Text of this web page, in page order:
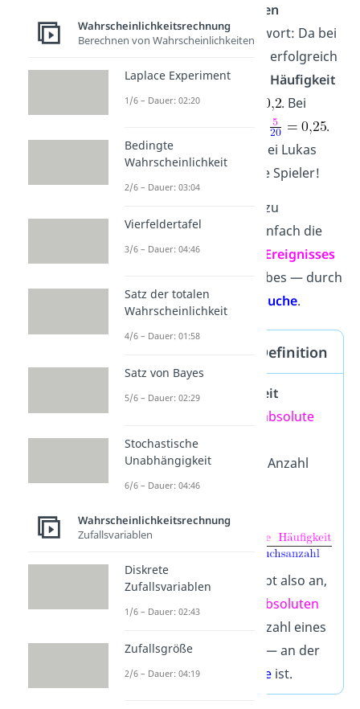
relativen
Häufigkeitgibt dir die Antwort: Da bei
Versuchen erfolgreich
waren, beträgt dierelative Häufigkeit
eines Treffersbei dir
. Bei
Lukas liegt sie dagegen bei
.
Da die relative Häufigkeit bei Lukas
höher ist, ist er der bessere Spieler!
Um die relative Häufigkeit zu
berechnen, teilst du also einfach die
Anzahl eines bestimmten Ereignisses
des Korbes — durch
die Anzahl derGesamtversuche.
Relative Häufigkeit: Definition
Um dierelative Häufigkeit
absolute
Häufigkeitdurch die
Versuchsanzahl , also die Anzahl
aller Häufigkeiten.
Die relative Häufigkeit gibt also an,
wie groß der Anteil der
absoluten
— also der Anzahl eines
bestimmten Ereignisses — an der
Gesamtzahl der Versuche ist.
Wahrscheinlichkeitsrechnung
Berechnen von Wahrscheinlichkeiten
Laplace Experiment
1/6 – Dauer: 02:20
Bedingte
Wahrscheinlichkeit
2/6 – Dauer: 03:04
Vierfeldertafel
3/6 – Dauer: 04:46
Satz der totalen
Wahrscheinlichkeit
4/6 – Dauer: 01:58
Satz von Bayes
5/6 – Dauer: 02:29
Stochastische
Unabhängigkeit
6/6 – Dauer: 04:46
Wahrscheinlichkeitsrechnung
Zufallsvariablen
Diskrete
Zufallsvariablen
1/6 – Dauer: 02:43
Zufallsgröße
2/6 – Dauer: 04:19